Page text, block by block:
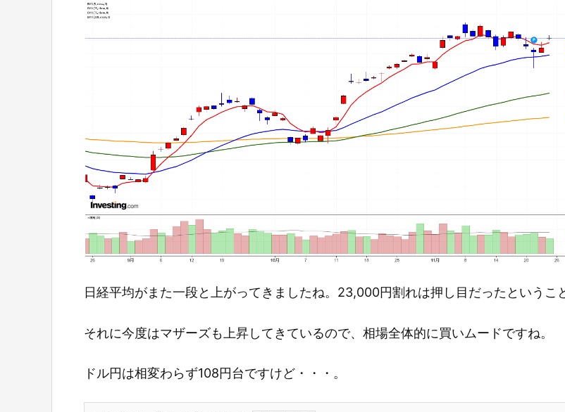
日経平均がまた一段と上がってきましたね。23,000円割れは押し目だったというこ
それに今度はマザーズも上昇してきているので、相場全体的に買いムードですね。
ドル円は相変わらず108円台ですけど・・・。